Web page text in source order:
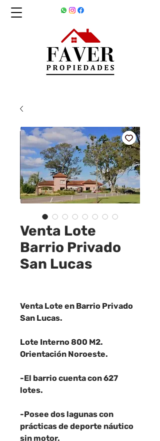
Venta Lote
Barrio Privado
San Lucas
Venta Lote en Barrio Privado
San Lucas.
Lote Interno 800 M2.
Orientación Noroeste.
-El barrio cuenta con 627
lotes.
-Posee dos lagunas con
prácticas de deporte náutico
sin motor.